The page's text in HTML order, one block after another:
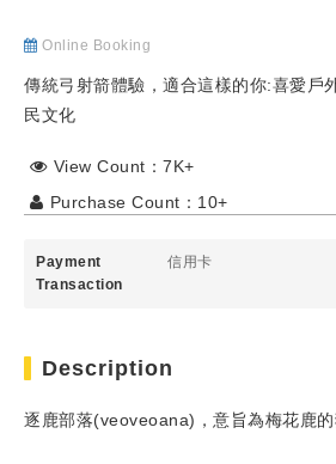
Online Booking
傳統弓射箭體驗，適合這樣的你:喜愛戶
民文化
View Count：7K+
Purchase Count：10+
Payment
Transaction
信用卡
Description
逐鹿部落(veoveoana)，意旨為梅花鹿的